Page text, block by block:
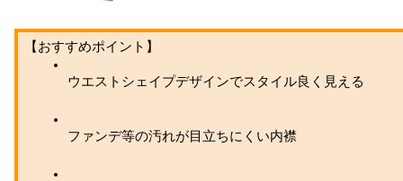
【おすすめポイント】
ウエストシェイプデザインでスタイル良く見える
ファンデ等の汚れが目立ちにくい内襟